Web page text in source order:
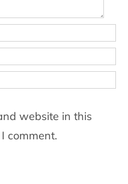
website in this
comment.